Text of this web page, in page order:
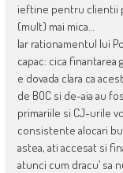
ieftine pentru clientii
(mult) mai mica…
Iar rationamentul lui
capac: cica
e dovada clara ca
de BOC si de-aia au
primariile si CJ-urile
consistente alocari
astea, ati accesat si
atunci cum dracu’ sa